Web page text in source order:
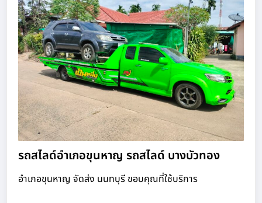
รถสไลด์อำเภอขุนหาญ รถสไลด์ บางบัวทอง
อำเภอขุนหาญ จัดส่ง นนทบุรี ขอบคุณที่ใช้บริการ